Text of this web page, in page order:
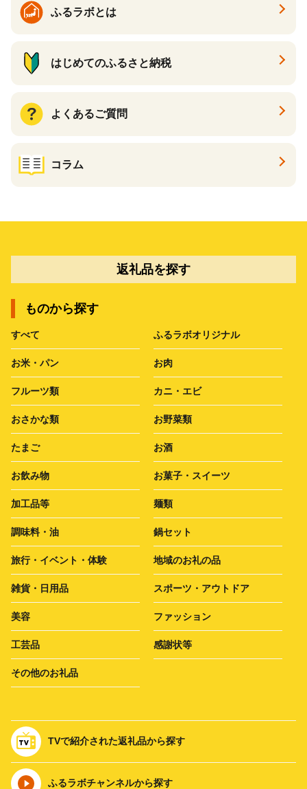
ふるラボとは
はじめてのふるさと納税
よくあるご質問
コラム
返礼品を探す
ものから探す
すべて ふるラボオリジナル
お米・パン お肉
フルーツ類 カニ・エビ
おさかな類 お野菜類
たまご お酒
お飲み物 お菓子・スイーツ
加工品等 麺類
調味料・油 鍋セット
旅行・イベント・体験 地域のお礼の品
雑貨・日用品 スポーツ・アウトドア
美容 ファッション
工芸品 感謝状等
その他のお礼品
TVで紹介された返礼品から探す
ふるラボチャンネルから探す